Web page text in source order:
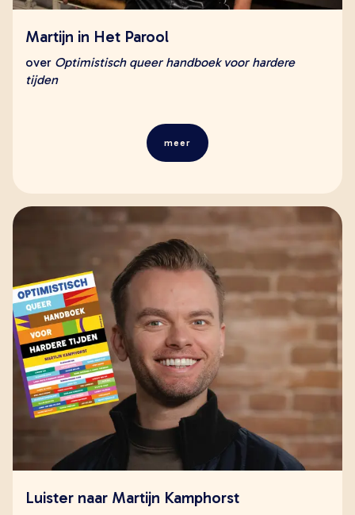
Martijn in Het Parool
over Optimistisch queer handboek voor hardere
tijden
meer
Luister naar Martijn Kamphorst